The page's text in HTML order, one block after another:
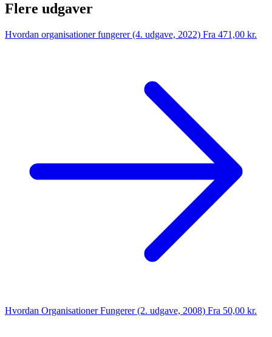
Flere udgaver
Hvordan organisationer fungerer (4. udgave, 2022) Fra 471,00 kr.
Hvordan Organisationer Fungerer (2. udgave, 2008) Fra 50,00 kr.